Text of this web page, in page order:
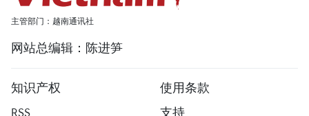
主管部门：越南通讯社
网站总编辑：陈进笋
知识产权
使用条款
RSS
支持